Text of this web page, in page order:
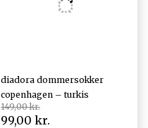
diadora dommersokker
copenhagen – turkis
149,00 kr.
99,00 kr.